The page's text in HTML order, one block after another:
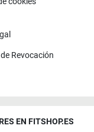
Revocación
EN FITSHOP.ES